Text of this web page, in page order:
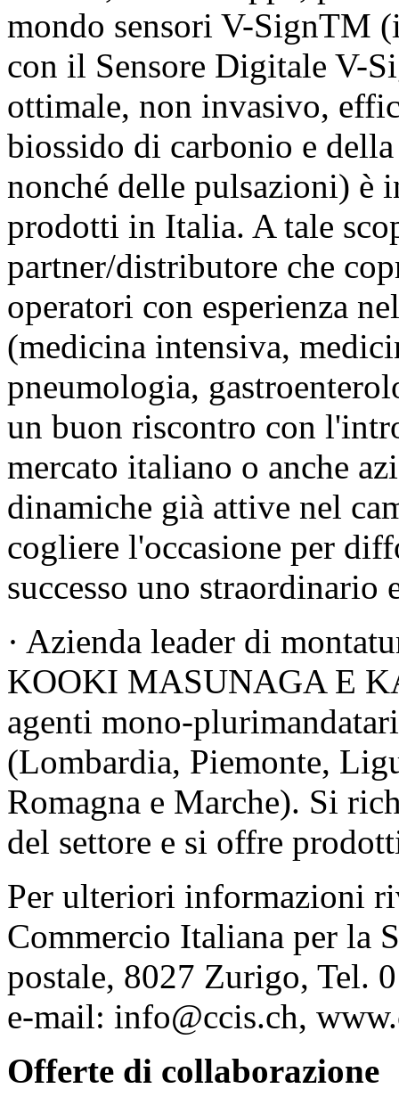
mondo sensori V-
con il Sensore Digitale V-
ottimale, non invasivo,
biossido di carbonio e
nonché delle pulsazioni) è
prodotti in Italia. A tale
partner/distributore che
operatori con esperienza
(medicina intensiva,
pneumologia,
un buon riscontro con
mercato italiano o anche
dinamiche già attive nel
cogliere l'occasione per
successo uno
· Azienda leader di
KOOKI MASUNAGA E
agenti mono-
(Lombardia, Piemonte,
Romagna e Marche). Si
del settore e si offre
Per ulteriori informazioni
Commercio Italiana per la
postale, 8027 Zurigo, Tel.
e-mail: info@ccis.ch,
Offerte di collaborazione